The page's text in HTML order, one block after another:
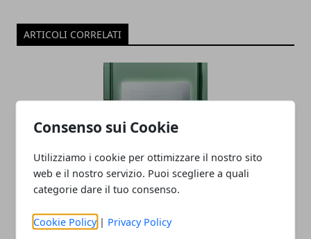
Consenso sui Cookie
Utilizziamo i cookie per ottimizzare il nostro sito
web e il nostro servizio. Puoi scegliere a quali
categorie dare il tuo consenso.
Cookie Policy | Privacy Policy
ARTICOLI CORRELATI
Ricche anticipazioni sul Tensor G3 di
05/06/2023